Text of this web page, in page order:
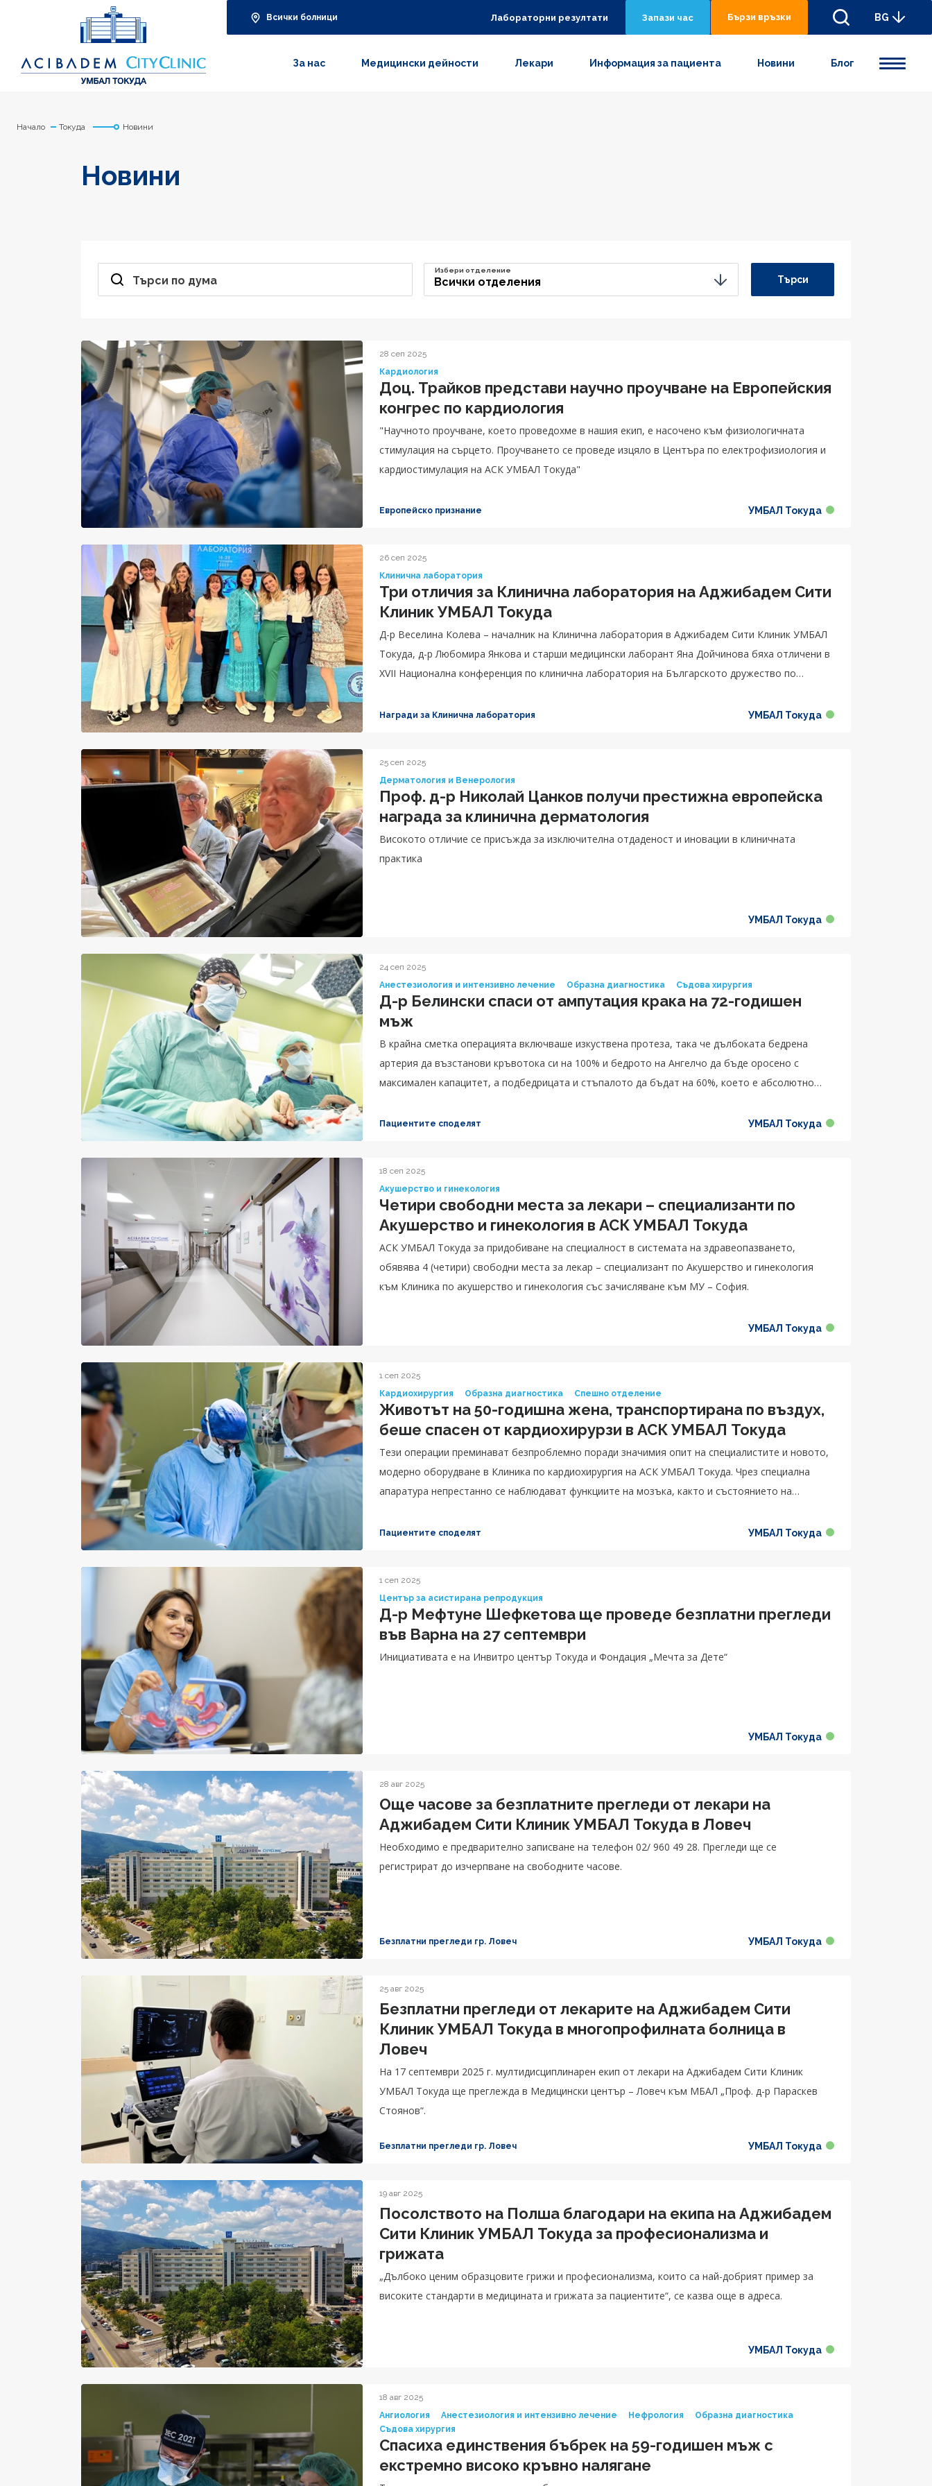
Всички болници Лабораторни резултати Запази час Бързи връзки BG
За нас Медицински дейности Лекари Информация за пациента Новини Блог
Начало Токуда Новини
Новини
Търси по дума Всички отделения
Избери отделение
Търси
28 сеп 2025
Кардиология
Доц. Трайков представи научно проучване на Европейския
конгрес по кардиология
"Научното проучване, което проведохме в нашия екип, е насочено към физиологичната
стимулация на сърцето. Проучването се проведе изцяло в Центъра по електрофизиология и
кардиостимулация на АСК УМБАЛ Токуда"
Европейско признание УМБАЛ Токуда
26 сеп 2025
Клинична лаборатория
Три отличия за Клинична лаборатория на Аджибадем Сити
Клиник УМБАЛ Токуда
Д-р Веселина Колева – началник на Клинична лаборатория в Аджибадем Сити Клиник УМБАЛ
Токуда, д-р Любомира Янкова и старши медицински лаборант Яна Дойчинова бяха отличени в
XVII Национална конференция по клинична лаборатория на Българското дружество по
Награди за Клинична лаборатория УМБАЛ Токуда
25 сеп 2025
Дерматология и Венерология
Проф. д-р Николай Цанков получи престижна европейска
награда за клинична дерматология
Високото отличие се присъжда за изключителна отдаденост и иновации в клиничната
практика
УМБАЛ Токуда
24 сеп 2025
Анестезиология и интензивно лечение
Образна диагностика Съдова хирургия
Д-р Белински спаси от ампутация крака на 72-годишен
мъж
В крайна сметка операцията включваше изкуствена протеза, така че дълбоката бедрена
артерия да възстанови кръвотока си на 100% и бедрото на Ангелчо да бъде оросено с
максимален капацитет, а подбедрицата и стъпалото да бъдат на 60%, което е абсолютно
Пациентите споделят УМБАЛ Токуда
18 сеп 2025
Акушерство и гинекология
Четири свободни места за лекари – специализанти по
Акушерство и гинекология в АСК УМБАЛ Токуда
АСК УМБАЛ Токуда за придобиване на специалност в системата на здравеопазването,
обявява 4 (четири) свободни места за лекар – специализант по Акушерство и гинекология
към Клиника по акушерство и гинекология със зачисляване към МУ – София.
УМБАЛ Токуда
1 сеп 2025
Кардиохирургия
Образна диагностика Спешно отделение
Животът на 50-годишна жена, транспортирана по въздух,
беше спасен от кардиохирурзи в АСК УМБАЛ Токуда
Тези операции преминават безпроблемно поради значимия опит на специалистите и новото,
модерно оборудване в Клиника по кардиохирургия на АСК УМБАЛ Токуда. Чрез специална
апаратура непрестанно се наблюдават функциите на мозъка, както и състоянието на
Пациентите споделят УМБАЛ Токуда
1 сеп 2025
Център за асистирана репродукция
Д-р Мефтуне Шефкетова ще проведе безплатни прегледи
във Варна на 27 септември
Инициативата е на Инвитро център Токуда и Фондация „Мечта за Дете“
УМБАЛ Токуда
28 авг 2025
Още часове за безплатните прегледи от лекари на
Аджибадем Сити Клиник УМБАЛ Токуда в Ловеч
Необходимо е предварително записване на телефон 02/ 960 49 28. Прегледи ще се
регистрират до изчерпване на свободните часове.
Безплатни прегледи гр. Ловеч УМБАЛ Токуда
25 авг 2025
Безплатни прегледи от лекарите на Аджибадем Сити
Клиник УМБАЛ Токуда в многопрофилната болница в
Ловеч
На 17 септември 2025 г. мултидисциплинарен екип от лекари на Аджибадем Сити Клиник
УМБАЛ Токуда ще преглежда в Медицински център – Ловеч към МБАЛ „Проф. д-р Параскев
Стоянов“.
Безплатни прегледи гр. Ловеч УМБАЛ Токуда
19 авг 2025
Посолството на Полша благодари на екипа на Аджибадем
Сити Клиник УМБАЛ Токуда за професионализма и
грижата
„Дълбоко ценим образцовите грижи и професионализма, които са най-добрият пример за
високите стандарти в медицината и грижата за пациентите“, се казва още в адреса.
УМБАЛ Токуда
18 авг 2025
Ангиология
Анестезиология и интензивно лечение Нефрология
Образна диагностика
Съдова хирургия
Спасиха единствения бъбрек на 59-годишен мъж с
екстремно високо кръвно налягане